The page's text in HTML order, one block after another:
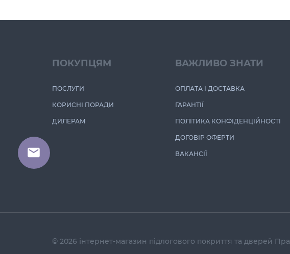
ПОКУПЦЯМ
ПОСЛУГИ
КОРИСНІ ПОРАДИ
ДИЛЕРАМ
ВАЖЛИВО ЗНАТИ
ОПЛАТА І ДОСТАВКА
ГАРАНТІЇ
ПОЛІТИКА КОНФІДЕНЦІЙНОСТІ
ДОГОВІР ОФЕРТИ
ВАКАНСІЇ
© 2026 інтернет-магазин підлогового покриття та дверей